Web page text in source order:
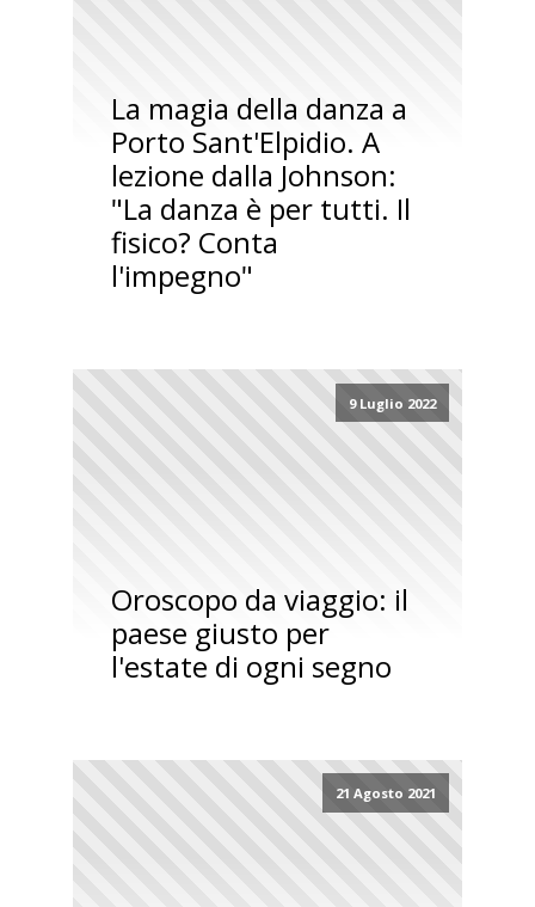
La magia della danza a
Porto Sant'Elpidio. A
lezione dalla Johnson:
"La danza è per tutti. Il
fisico? Conta
l'impegno"
9 Luglio 2022
Oroscopo da viaggio: il
paese giusto per
l'estate di ogni segno
21 Agosto 2021